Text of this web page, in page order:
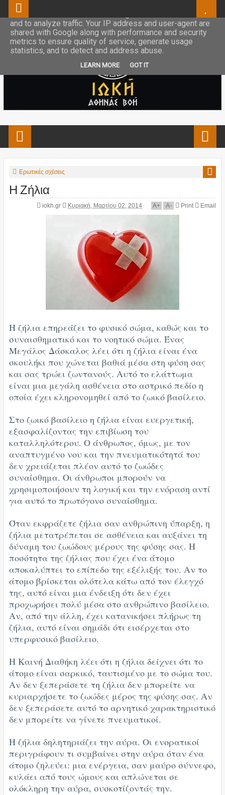
Ερωτικές σχέσεις
Η Ζήλια
iokh.gr Κυριακή, Μαρτίου 02, 2014 A+ A- Print Email
Η ζήλια επηρεάζει το φυσικό σώμα, καθώς και το
συναισθηματικό και το νοητικό σώμα. Ένας
Μεγάλος Δάσκαλος λέει ότι η ζήλια είναι ένα
σκουλήκι που χώνεται βαθιά μέσα στη φύση σας
και σας τρώει ζωντανούς. Αυτό το ελάττωμα
είναι μια μεγάλη ασθένεια στο αστρικό πεδίο η
οποία έχει κληρονομηθεί από το ζωικό βασίλειο.
Στο ζωικό βασίλειο η ζήλια είναι ευεργετική,
εξασφαλίζοντας την επιβίωση του
καταλληλότερου. Ο άνθρωπος, όμως, με τον
αναπτυγμένο νου και την πνευματικότητά του
δεν χρειάζεται πλέον αυτό το ζωώδες
συναίσθημα. Οι άνθρωποι μπορούν να
χρησιμοποιήσουν τη λογική και την ενόραση αντί
για αυτό το πρωτόγονο συναίσθημα.
Όταν εκφράζετε ζήλια σαν ανθρώπινη ύπαρξη, η
ζήλια μετατρέπεται σε ασθένεια και αυξάνει τη
δύναμη του ζωώδους μέρους της φύσης σας. Η
ποσότητα της ζήλιας που έχει ένα άτομο
αποκαλύπτει το επίπεδο της εξέλιξής του. Αν το
άτομο βρίσκεται ολότελα κάτω από τον έλεγχό
της, αυτό είναι μια ένδειξη ότι δεν έχει
προχωρήσει πολύ μέσα στο ανθρώπινο βασίλειο.
Αν, από την άλλη, έχει κατανικήσει πλήρως τη
ζήλια, αυτό είναι σημάδι ότι εισέρχεται στο
υπερφυσικό βασίλειο.
Η Καινή Διαθήκη λέει ότι η ζήλια δείχνει ότι το
άτομο είναι σαρκικό, ταυτισμένο με το σώμα του.
Αν δεν ξεπεράσετε τη ζήλια δεν μπορείτε να
κυριαρχήσετε το ζωώδες μέρος της φύσης σας. Αν
δεν ξεπεράσετε αυτό το αρνητικό χαρακτηριστικό
δεν μπορείτε να γίνετε πνευματικοί.
Η ζήλια δηλητηριάζει την αύρα. Οι ενορατικοί
περιγράφουν τι συμβαίνει στην αύρα όταν ένα
άτομο ζηλεύει: μια ενέργεια, σαν μαύρο σύννεφο,
κυλάει από τους ώμους και απλώνεται σε
ολόκληρη την αύρα, συσκοτίζοντάς την.
This site uses cookies from Google to deliver its services
and to analyze traffic. Your IP address and user-agent are
shared with Google along with performance and security
metrics to ensure quality of service, generate usage
statistics, and to detect and address abuse.
LEARN MORE GOT IT